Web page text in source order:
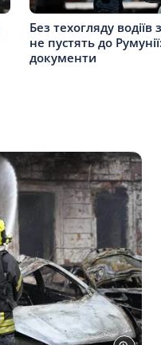
Без техогляду водіїв
не пустять до
документи